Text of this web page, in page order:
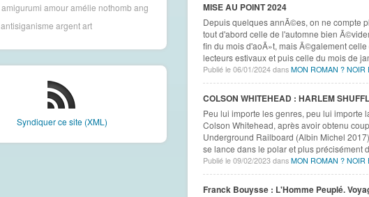
amigurumi amour amélie nothomb ang
antisiganisme argent art
Syndiquer ce site (XML)
MISE AU POINT 2024
Depuis quelques annÃ©es, on ne compte
tout d'abord celle de l'automne bien
fin du mois d'aoÃ»t, mais Ã©galement
lecteurs estivaux et puis celle du mois de
Publié le 06/01/2024 dans MON ROMAN ? NOIR
COLSON WHITEHEAD : HARLEM
Peu lui importe les genres, peu lui importe
Colson Whitehead, après avoir obtenu
Underground Railboard (Albin Michel
se lance dans le polar et plus précisément
Publié le 09/02/2023 dans MON ROMAN ? NOIR
Franck Bouysse : L'Homme Peuplé.